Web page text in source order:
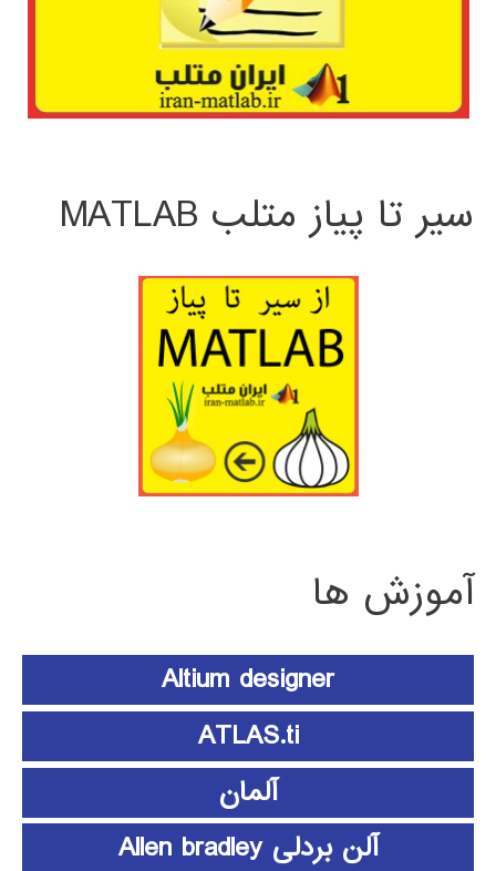
سیر تا پیاز متلب MATLAB
آموزش ها
Altium designer
ATLAS.ti
آلمان
آلن بردلی Allen bradley